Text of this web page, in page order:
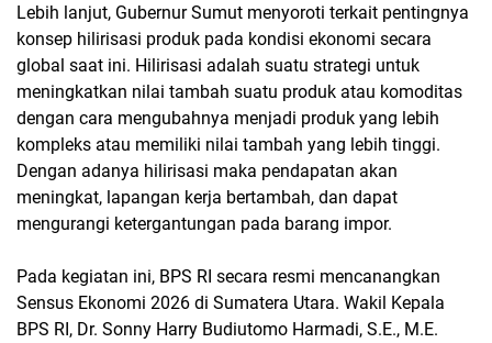
Lebih lanjut, Gubernur Sumut menyoroti terkait pentingnya
konsep hilirisasi produk pada kondisi ekonomi secara
global saat ini. Hilirisasi adalah suatu strategi untuk
meningkatkan nilai tambah suatu produk atau komoditas
dengan cara mengubahnya menjadi produk yang lebih
kompleks atau memiliki nilai tambah yang lebih tinggi.
Dengan adanya hilirisasi maka pendapatan akan
meningkat, lapangan kerja bertambah, dan dapat
mengurangi ketergantungan pada barang impor.
Pada kegiatan ini, BPS RI secara resmi mencanangkan
Sensus Ekonomi 2026 di Sumatera Utara. Wakil Kepala
BPS RI, Dr. Sonny Harry Budiutomo Harmadi, S.E., M.E.